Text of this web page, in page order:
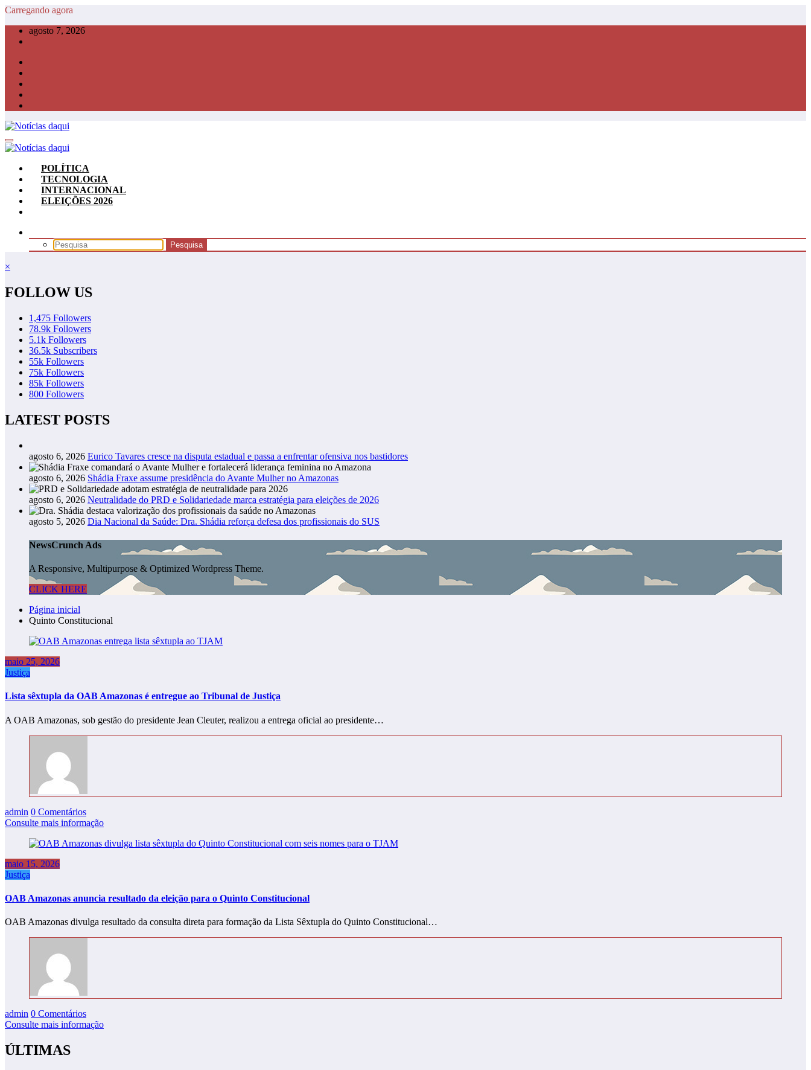
Pular
conteúdo
Carregando agora
agosto 7, 2026
POLÍTICA
TECNOLOGIA
INTERNACIONAL
ELEIÇÕES 2026
×
FOLLOW US
1,475 Followers
78.9k Followers
5.1k Followers
36.5k Subscribers
55k Followers
75k Followers
85k Followers
800 Followers
LATEST POSTS
agosto 6, 2026 Eurico Tavares cresce na disputa estadual e passa a enfrentar ofensiva nos bastidores
agosto 6, 2026 Shádia Fraxe assume presidência do Avante Mulher no Amazonas
agosto 6, 2026 Neutralidade do PRD e Solidariedade marca estratégia para eleições de 2026
agosto 5, 2026 Dia Nacional da Saúde: Dra. Shádia reforça defesa dos profissionais do SUS
NewsCrunch Ads
A Responsive, Multipurpose & Optimized Wordpress Theme.
CLICK HERE
Página inicial
Quinto Constitucional
maio 25, 2026
Justiça
Lista sêxtupla da OAB Amazonas é entregue ao Tribunal de Justiça
A OAB Amazonas, sob gestão do presidente Jean Cleuter, realizou a entrega oficial ao presidente…
admin 0 Comentários
Consulte mais informação
maio 15, 2026
Justiça
OAB Amazonas anuncia resultado da eleição para o Quinto Constitucional
OAB Amazonas divulga resultado da consulta direta para formação da Lista Sêxtupla do Quinto Constitucional…
admin 0 Comentários
Consulte mais informação
ÚLTIMAS